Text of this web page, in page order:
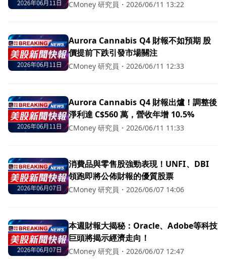
CMoney 研究員 ・ 2026/06/11 13:22
Aurora Cannabis Q4 財報不如預期 股
價提前下跌引發市場關注
CMoney 研究員 ・ 2026/06/11 12:33
Aurora Cannabis Q4 財報出爐！調整後
淨利達 C$560 萬，營收年增 10.5%
CMoney 研究員 ・ 2026/06/11 11:33
消費品與零售股強勁表現！UNFI、DBI
領跑即將公佈財報的優質股票
CMoney 研究員 ・ 2026/06/07 14:06
本週財報大揭秘：Oracle、Adobe等科技
巨頭將揭示經濟走向！
CMoney 研究員 ・ 2026/06/07 12:47